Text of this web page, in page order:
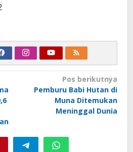
Pos berikutnya
Pemburu Babi Hutan di
Muna Ditemukan
Meninggal Dunia